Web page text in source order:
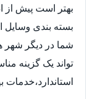
بهتر است پیش از
بسته بندی
شما در دیگر شهر
تواند یک گزینه
استاندارد،خدمات